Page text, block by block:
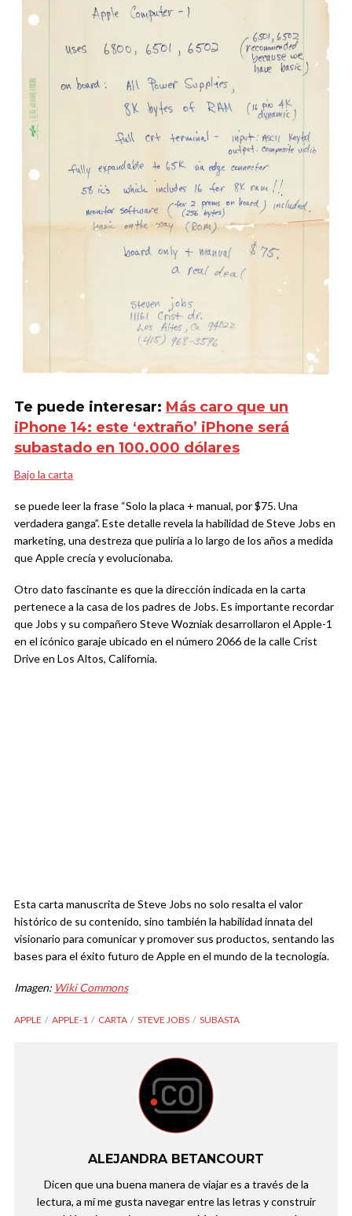
Te puede interesar: Más caro que un
iPhone 14: este ‘extraño’ iPhone será
subastado en 100.000 dólares
Bajo la carta
se puede leer la frase “Solo la placa + manual, por $75. Una
verdadera ganga”. Este detalle revela la habilidad de Steve Jobs en
marketing, una destreza que puliría a lo largo de los años a medida
que Apple crecía y evolucionaba.
Otro dato fascinante es que la dirección indicada en la carta
pertenece a la casa de los padres de Jobs. Es importante recordar
que Jobs y su compañero Steve Wozniak desarrollaron el Apple-1
en el icónico garaje ubicado en el número 2066 de la calle Crist
Drive en Los Altos, California.
Esta carta manuscrita de Steve Jobs no solo resalta el valor
histórico de su contenido, sino también la habilidad innata del
visionario para comunicar y promover sus productos, sentando las
bases para el éxito futuro de Apple en el mundo de la tecnología.
Imagen: Wiki Commons
APPLE APPLE-1 CARTA STEVE JOBS SUBASTA
ALEJANDRA BETANCOURT
Dicen que una buena manera de viajar es a través de la
lectura, a mí me gusta navegar entre las letras y construir